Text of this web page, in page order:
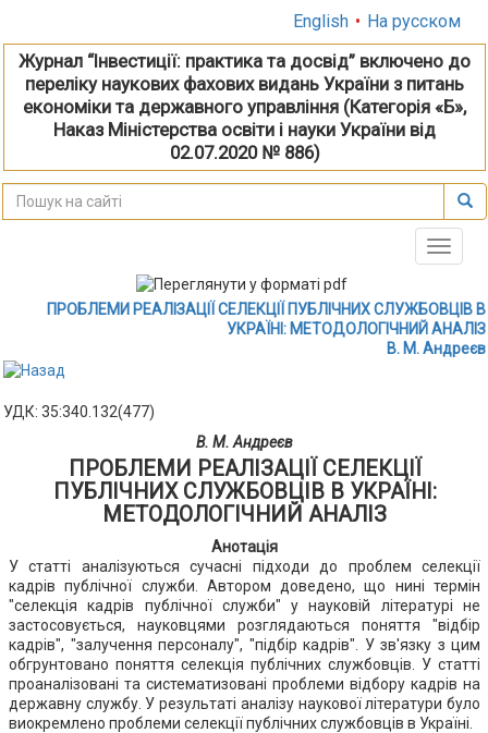
English • На русском
Журнал “Інвестиції: практика та досвід” включено до
переліку наукових фахових видань України з питань
економіки та державного управління (Категорія «Б»,
Наказ Міністерства освіти і науки України від
02.07.2020 № 886)
Toggle
ПРОБЛЕМИ РЕАЛІЗАЦІЇ СЕЛЕКЦІЇ ПУБЛІЧНИХ СЛУЖБОВЦІВ В
УКРАЇНІ: МЕТОДОЛОГІЧНИЙ АНАЛІЗ
В. М. Андреєв
УДК: 35:340.132(477)
В. М. Андреєв
ПРОБЛЕМИ РЕАЛІЗАЦІЇ СЕЛЕКЦІЇ
ПУБЛІЧНИХ СЛУЖБОВЦІВ В УКРАЇНІ:
МЕТОДОЛОГІЧНИЙ АНАЛІЗ
Анотація
У статті аналізуються сучасні підходи до проблем селекції
кадрів публічної служби. Автором доведено, що нині термін
"селекція кадрів публічної служби" у науковій літературі не
застосовується, науковцями розглядаються поняття "відбір
кадрів", "залучення персоналу", "підбір кадрів". У зв'язку з цим
обгрунтовано поняття селекція публічних службовців. У статті
проаналізовані та систематизовані проблеми відбору кадрів на
державну службу. У результаті аналізу наукової літератури було
виокремлено проблеми селекції публічних службовців в Україні.